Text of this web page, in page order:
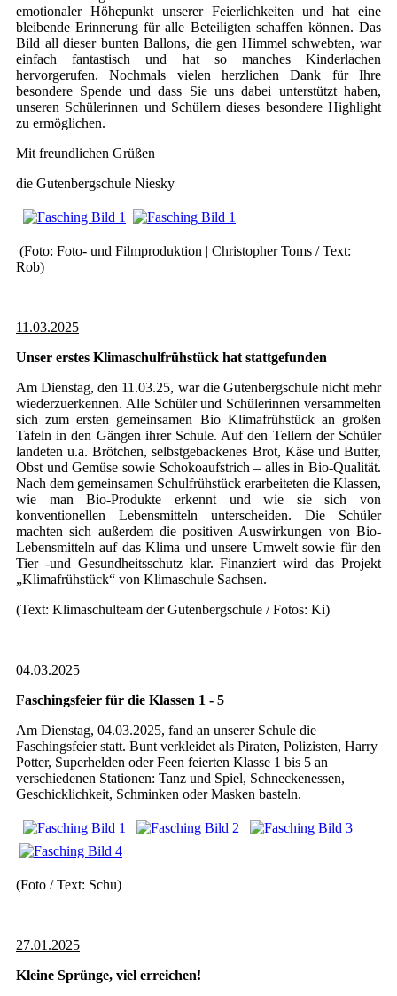
emotionaler Höhepunkt unserer Feierlichkeiten und hat eine
bleibende Erinnerung für alle Beteiligten schaffen können. Das
Bild all dieser bunten Ballons, die gen Himmel schwebten, war
einfach fantastisch und hat so manches Kinderlachen
hervorgerufen. Nochmals vielen herzlichen Dank für Ihre
besondere Spende und dass Sie uns dabei unterstützt haben,
unseren Schülerinnen und Schülern dieses besondere Highlight
zu ermöglichen.
Mit freundlichen Grüßen
die Gutenbergschule Niesky
(Foto: Foto- und Filmproduktion | Christopher Toms / Text:
Rob)
11.03.2025
Unser erstes Klimaschulfrühstück hat stattgefunden
Am Dienstag, den 11.03.25, war die Gutenbergschule nicht mehr
wiederzuerkennen. Alle Schüler und Schülerinnen versammelten
sich zum ersten gemeinsamen Bio Klimafrühstück an großen
Tafeln in den Gängen ihrer Schule. Auf den Tellern der Schüler
landeten u.a. Brötchen, selbstgebackenes Brot, Käse und Butter,
Obst und Gemüse sowie Schokoaufstrich – alles in Bio-Qualität.
Nach dem gemeinsamen Schulfrühstück erarbeiteten die Klassen,
wie man Bio-Produkte erkennt und wie sie sich von
konventionellen Lebensmitteln unterscheiden. Die Schüler
machten sich außerdem die positiven Auswirkungen von Bio-
Lebensmitteln auf das Klima und unsere Umwelt sowie für den
Tier -und Gesundheitsschutz klar. Finanziert wird das Projekt
„Klimafrühstück“ von Klimaschule Sachsen.
(Text: Klimaschulteam der Gutenbergschule / Fotos: Ki)
04.03.2025
Faschingsfeier für die Klassen 1 - 5
Am Dienstag, 04.03.2025, fand an unserer Schule die
Faschingsfeier statt. Bunt verkleidet als Piraten, Polizisten, Harry
Potter, Superhelden oder Feen feierten Klasse 1 bis 5 an
verschiedenen Stationen: Tanz und Spiel, Schneckenessen,
Geschicklichkeit, Schminken oder Masken basteln.
(Foto / Text: Schu)
27.01.2025
Kleine Sprünge, viel erreichen!